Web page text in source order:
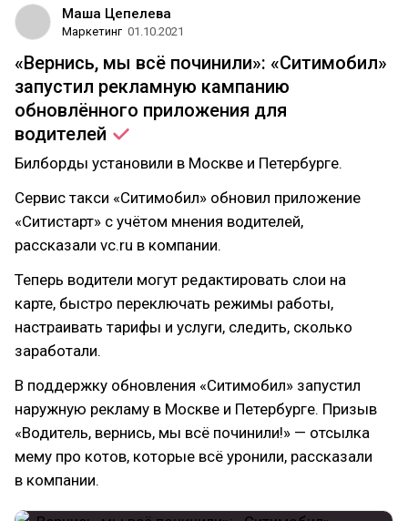
Маша Цепелева
Маркетинг 01.10.2021
«Вернись, мы всё починили»: «Ситимобил»
запустил рекламную кампанию
обновлённого приложения для
водителей
Билборды установили в Москве и Петербурге.
Сервис такси «Ситимобил» обновил приложение
«Ситистарт» с учётом мнения водителей,
рассказали vc.ru в компании.
Теперь водители могут редактировать слои на
карте, быстро переключать режимы работы,
настраивать тарифы и услуги, следить, сколько
заработали.
В поддержку обновления «Ситимобил» запустил
наружную рекламу в Москве и Петербурге. Призыв
«Водитель, вернись, мы всё починили!» — отсылка
мему про котов, которые всё уронили, рассказали
в компании.